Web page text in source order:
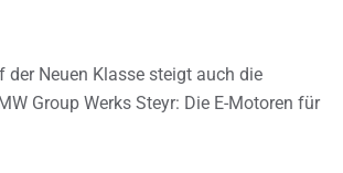
der Neuen Klasse steigt auch die
Group Werks Steyr: Die E-Motoren für